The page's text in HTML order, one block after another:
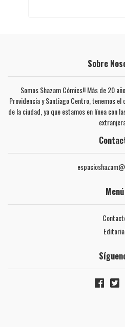
Sobre
Somos Shazam Cómics!! Más de 20
Providencia y Santiago Centro, tenemos
de la ciudad, ya que estamos en línea con
Menú